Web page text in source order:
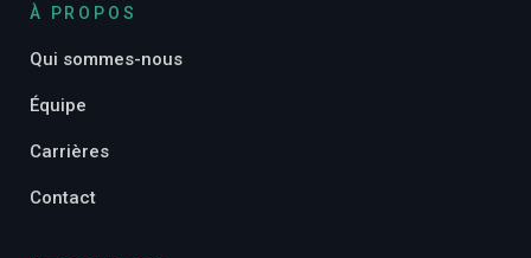
À PROPOS
Qui sommes-nous
Équipe
Carrières
Contact